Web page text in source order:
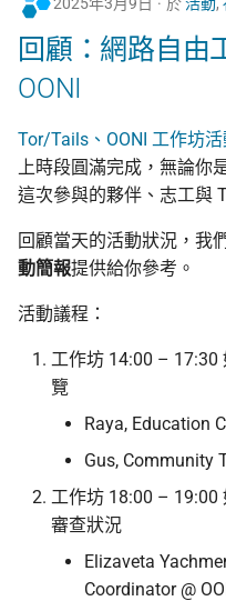
回顧：網路自由
OONI
Tor/Tails、OONI 工作坊活
上時段圓滿完成，無論你
這次參與的夥伴、志工與
回顧當天的活動狀況，我
動簡報提供給你參考。
活動議程：
工作坊 14:00 – 17:30
覽
Raya, Education
Gus, Community
工作坊 18:00 – 19:00
審查狀況
Elizaveta
Coordinator @